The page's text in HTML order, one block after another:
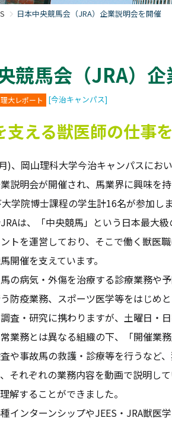
日本中央競馬会（JRA）企業説明会を開催
競馬会（JRA）
理大レポート [今治キャンパス]
支える獣医師の仕事
)、岡山理科大学今治キャンパスにお
説明会が開催され、馬業界に興味を
学院博士課程の学生計16名が参加しま
は、「中央競馬」という日本最大級
トを運営しており、そこで働く獣医
開催を支えています。
の病気・外傷を治療する診療業務や
防疫業務、スポーツ医学等をはじめ
査・研究に携わりますが、土曜日・
業務とは異なる組織の下、「開催業
や事故馬の救護・診療等を行うなど
それぞれの業務内容を動画で説明し
解することができました。
インターンシップやJEES・JRA獣医